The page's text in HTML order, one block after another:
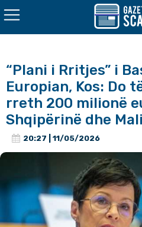
“Plani i Rritjes” i
Europian, Kos: Do
rreth 200 milionë
Shqipërinë dhe
20:27 | 11/05/2026